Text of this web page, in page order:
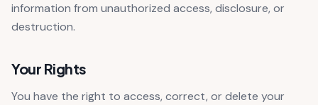
information from unauthorized access, disclosure, or
destruction.
Your Rights
You have the right to access, correct, or delete your